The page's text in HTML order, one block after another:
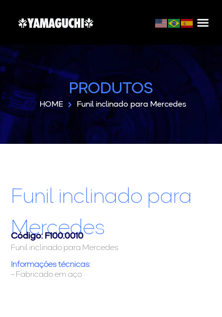
PRODUTOS
HOME Funil inclinado para Mercedes
Funil inclinado para
Mercedes
Código: F100.0010
Funil inclinado para Mercedes
Informações técnicas:
– Fabricado em aço